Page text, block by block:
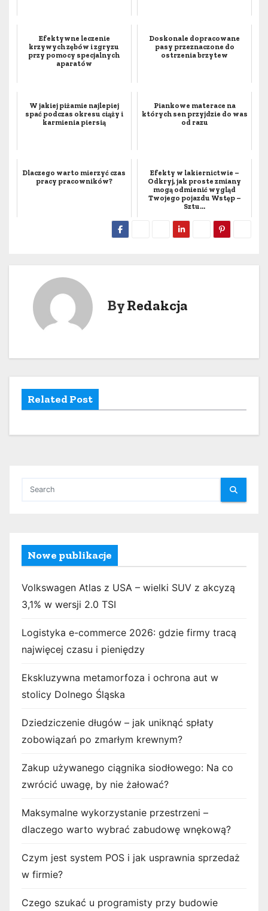
Efektywne leczenie
krzywych zębów i zgryzu
przy pomocy specjalnych
aparatów
Doskonale dopracowane
pasy przeznaczone do
ostrzenia brzytew
W jakiej piżamie najlepiej
spać podczas okresu ciąży i
karmienia piersią
Piankowe materace na
których sen przyjdzie do was
od razu
Dlaczego warto mierzyć czas
pracy pracowników?
Efekty w lakiernictwie –
Odkryj, jak proste zmiany
mogą odmienić wygląd
Twojego pojazdu Wstęp –
Sztu...
ByRedakcja
Related Post
Nowe publikacje
Volkswagen Atlas z USA – wielki SUV z akcyzą
3,1% w wersji 2.0 TSI
Logistyka e-commerce 2026: gdzie firmy tracą
najwięcej czasu i pieniędzy
Ekskluzywna metamorfoza i ochrona aut w
stolicy Dolnego Śląska
Dziedziczenie długów – jak uniknąć spłaty
zobowiązań po zmarłym krewnym?
Zakup używanego ciągnika siodłowego: Na co
zwrócić uwagę, by nie żałować?
Maksymalne wykorzystanie przestrzeni –
dlaczego warto wybrać zabudowę wnękową?
Czym jest system POS i jak usprawnia sprzedaż
w firmie?
Czego szukać u programisty przy budowie